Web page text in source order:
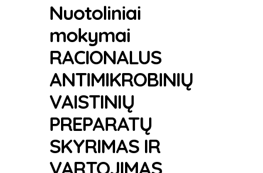
Nuotoliniai
mokymai
RACIONALUS
ANTIMIKROBINIŲ
VAISTINIŲ
PREPARATŲ
SKYRIMAS IR
VARTOJIMAS